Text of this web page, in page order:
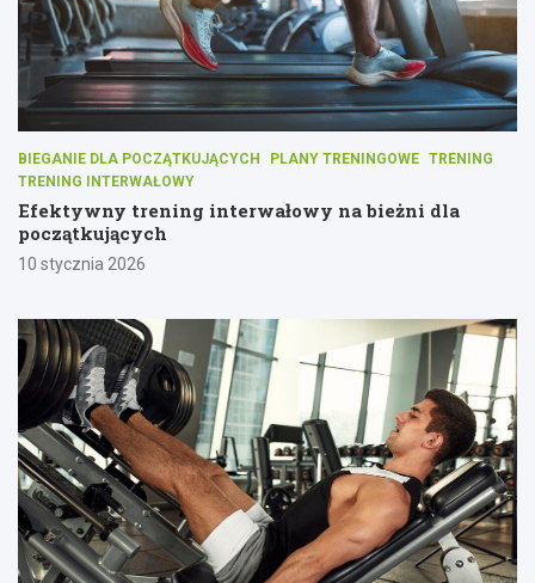
BIEGANIE DLA POCZĄTKUJĄCYCH PLANY TRENINGOWE TRENING
TRENING INTERWAŁOWY
Efektywny trening interwałowy na bieżni dla
początkujących
10 stycznia 2026